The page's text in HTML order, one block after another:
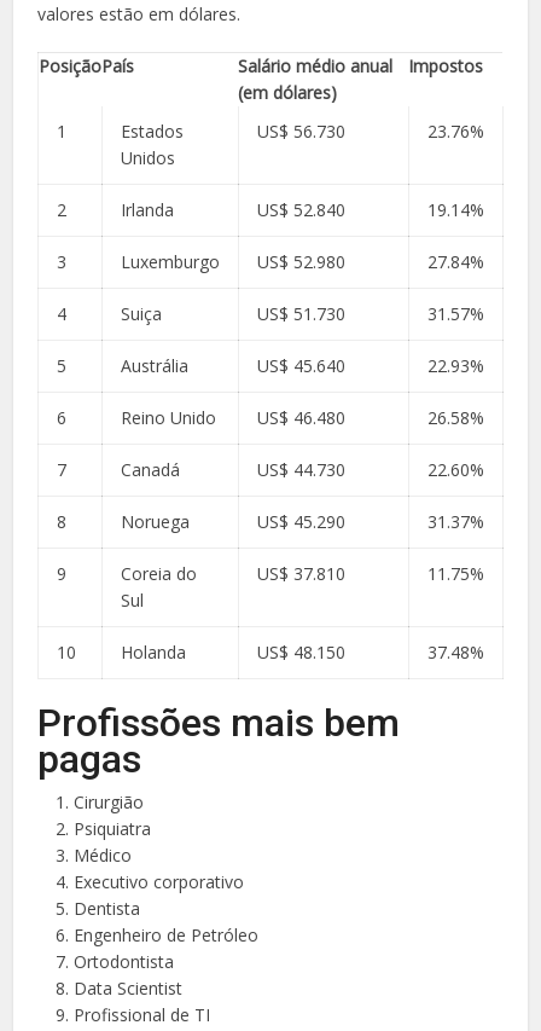
valores estão em dólares.
PosiçãoPaís
Salário médio anual
(em dólares)
Impostos
1
Estados
Unidos
US$ 56.730 23.76%
2 Irlanda US$ 52.840 19.14%
3 Luxemburgo US$ 52.980 27.84%
4 Suiça US$ 51.730 31.57%
5 Austrália US$ 45.640 22.93%
6 Reino Unido US$ 46.480 26.58%
7 Canadá US$ 44.730 22.60%
8 Noruega US$ 45.290 31.37%
9
Coreia do
Sul
US$ 37.810 11.75%
10 Holanda US$ 48.150 37.48%
Profissões mais bem
pagas
Cirurgião
Psiquiatra
Médico
Executivo corporativo
Dentista
Engenheiro de Petróleo
Ortodontista
Data Scientist
Profissional de TI